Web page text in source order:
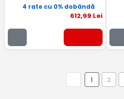
4 rate cu 0% dobândă
612,99 Lei
1 2